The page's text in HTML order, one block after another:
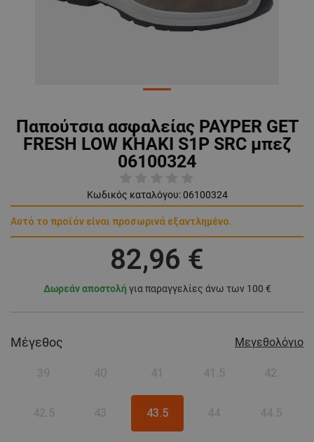
Παπούτσια ασφαλείας PAYPER GET
FRESH LOW KHAKI S1P SRC μπεζ
06100324
Κωδικός καταλόγου: 06100324
Αυτό το προϊόν είναι προσωρινά εξαντλημένο.
82,96 €
Δωρεάν αποστολή για παραγγελίες άνω των 100 €
Μέγεθος Μεγεθολόγιο
43.5